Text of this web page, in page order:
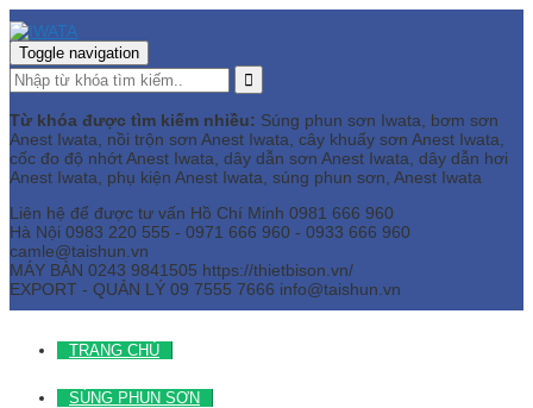
Toggle navigation
Từ khóa được tìm kiếm nhiều: Súng phun sơn Iwata, bơm sơn
Anest Iwata, nồi trộn sơn Anest Iwata, cây khuấy sơn Anest Iwata,
cốc đo độ nhớt Anest Iwata, dây dẫn sơn Anest Iwata, dây dẫn hơi
Anest Iwata, phụ kiện Anest Iwata, súng phun sơn, Anest Iwata
Liên hệ để được tư vấn Hồ Chí Minh 0981 666 960
Hà Nội 0983 220 555 - 0971 666 960 - 0933 666 960
camle@taishun.vn
MÁY BÀN 0243 9841505 https://thietbison.vn/
EXPORT - QUẢN LÝ 09 7555 7666 info@taishun.vn
TRANG CHỦ
SÚNG PHUN SƠN